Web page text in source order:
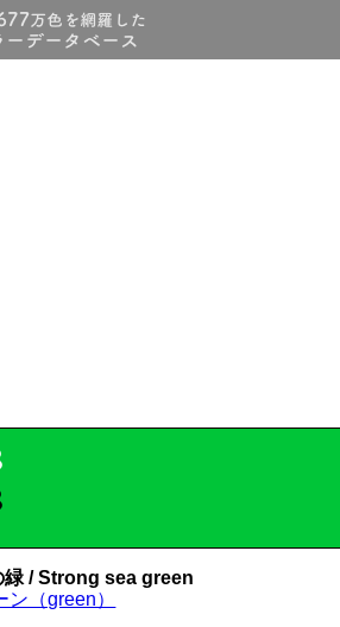
緑 / Strong sea green
ン（green）